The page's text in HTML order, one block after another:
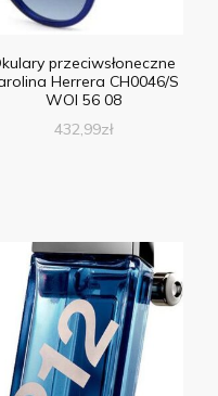
przeciwsłoneczne
Herrera CH0046/S
WOI 56 08
432,99zł